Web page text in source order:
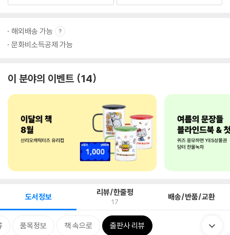
해외배송 가능
문화비소득공제 가능
이 분야의 이벤트 14
도서정보 리뷰/한줄평
17 배송/반품/교환
품목정보 책 속으로 출판사 리뷰